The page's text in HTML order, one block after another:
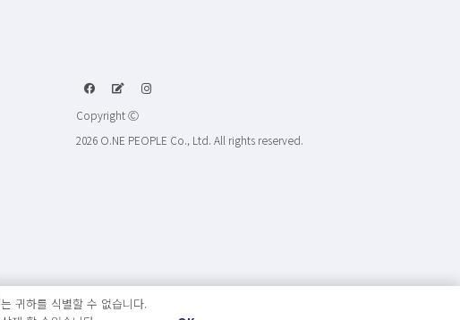
Copyright Ⓒ
2026 O.NE PEOPLE Co., Ltd. All rights reserved.
귀하를 식별할 수 없습니다.